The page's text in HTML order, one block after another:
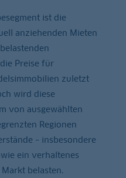
ist die
anziehenden Mieten
Preise für
zuletzt
wird diese
von ausgewählten
Regionen
– insbesondere
ein verhaltenes
belasten.